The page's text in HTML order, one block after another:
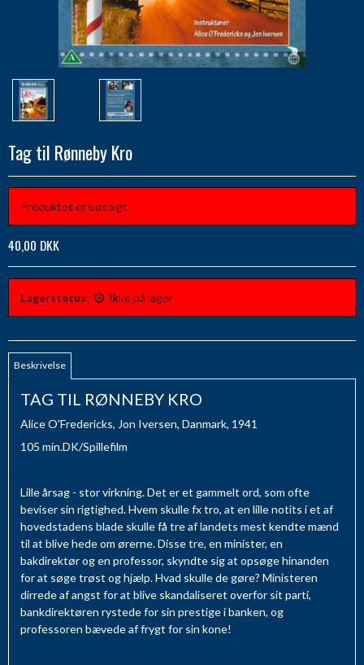
Tag til Rønneby Kro
Produktet er udsolgt.
40,00 DKK
Lagerstatus: Ikke på lager
Beskrivelse
TAG TIL RØNNEBY KRO
Alice O'Fredericks, Jon Iversen, Danmark, 1941
105 min.DK/Spillefilm
Lille årsag - stor virkning. Det er et gammelt ord, som ofte
beviser sin rigtighed. Hvem skulle fx tro, at en lille notits i et af
hovedstadens blade skulle få tre af landets mest kendte mænd
til at blive hede om ørerne. Disse tre, en minister, en
bakdirektør og en professor, skyndte sig at opsøge hinanden
for at søge trøst og hjælp. Hvad skulle de gøre? Ministeren
dirrede af angst for at blive skandaliseret overfor sit parti,
bankdirektøren rystede for sin prestige i banken, og
professoren bævede af frygt for sin kone!